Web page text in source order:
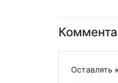
Оставлять